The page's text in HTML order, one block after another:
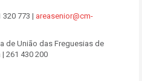
320 773 | areasenior@cm-
de União das Freguesias de
261 430 200